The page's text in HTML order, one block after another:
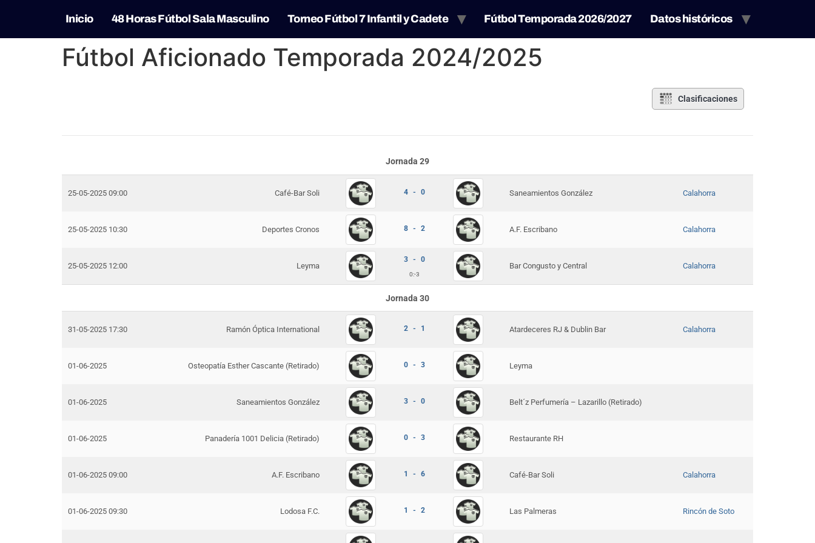
Inicio 48 Horas Fútbol Sala Masculino Torneo Fútbol 7 Infantil y Cadete Fútbol Temporada 2026/2027 Datos históricos
Fútbol Aficionado Temporada 2024/2025
Clasificaciones
Jornada 29
25-05-2025 09:00 Café-Bar Soli 4 - 0 Saneamientos González Calahorra
25-05-2025 10:30 Deportes Cronos 8 - 2 A.F. Escribano Calahorra
25-05-2025 12:00 Leyma
3 - 0
0:-3
Bar Congusto y Central Calahorra
Jornada 30
31-05-2025 17:30 Ramón Óptica International 2 - 1 Atardeceres RJ & Dublin Bar Calahorra
01-06-2025 Osteopatía Esther Cascante (Retirado) 0 - 3 Leyma
01-06-2025 Saneamientos González 3 - 0 Belt´z Perfumería – Lazarillo (Retirado)
01-06-2025 Panadería 1001 Delicia (Retirado) 0 - 3 Restaurante RH
01-06-2025 09:00 A.F. Escribano 1 - 6 Café-Bar Soli Calahorra
01-06-2025 09:30 Lodosa F.C. 1 - 2 Las Palmeras Rincón de Soto